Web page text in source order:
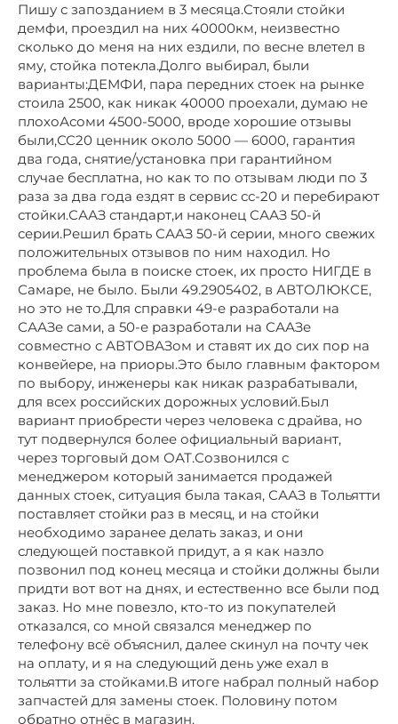
Пишу с запозданием в 3 месяца.Стояли стойки
демфи, проездил на них 40000км, неизвестно
сколько до меня на них ездили, по весне влетел в
яму, стойка потекла.Долго выбирал, были
варианты:ДЕМФИ, пара передних стоек на рынке
стоила 2500, как никак 40000 проехали, думаю не
плохоАсоми 4500-5000, вроде хорошие отзывы
были,СС20 ценник около 5000 — 6000, гарантия
два года, снятие/установка при гарантийном
случае бесплатна, но как то по отзывам люди по 3
раза за два года ездят в сервис сс-20 и перебирают
стойки.СААЗ стандарт,и наконец СААЗ 50-й
серии.Решил брать СААЗ 50-й серии, много свежих
положительных отзывов по ним находил. Но
проблема была в поиске стоек, их просто НИГДЕ в
Самаре, не было. Были 49.2905402, в АВТОЛЮКСЕ,
но это не то.Для справки 49-е разработали на
СААЗе сами, а 50-е разработали на СААЗе
совместно с АВТОВАЗом и ставят их до сих пор на
конвейере, на приоры.Это было главным фактором
по выбору, инженеры как никак разрабатывали,
для всех российских дорожных условий.Был
вариант приобрести через человека с драйва, но
тут подвернулся более официальный вариант,
через торговый дом ОАТ.Созвонился с
менеджером который занимается продажей
данных стоек, ситуация была такая, СААЗ в Тольятти
поставляет стойки раз в месяц, и на стойки
необходимо заранее делать заказ, и они
следующей поставкой придут, а я как назло
позвонил под конец месяца и стойки должны были
придти вот вот на днях, и естественно все были под
заказ. Но мне повезло, кто-то из покупателей
отказался, со мной связался менеджер по
телефону всё объяснил, далее скинул на почту чек
на оплату, и я на следующий день уже ехал в
тольятти за стойками.В итоге набрал полный набор
запчастей для замены стоек. Половину потом
обратно отнёс в магазин.